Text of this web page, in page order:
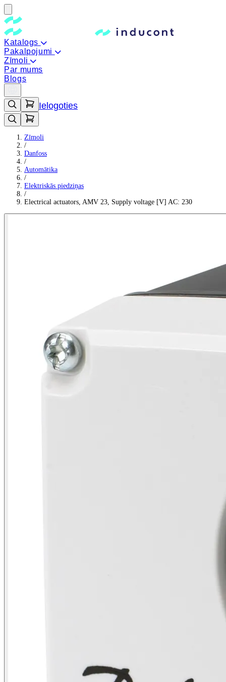
Katalogs
Pakalpojumi
Zīmoli
Par mums
Blogs
Ielogoties
Zīmoli
/
Danfoss
/
Automātika
/
Elektriskās piedziņas
/
Electrical actuators, AMV 23, Supply voltage [V] AC: 230